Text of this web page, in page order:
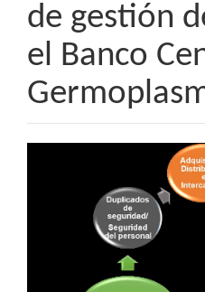
de gestión
el Banco
artículo